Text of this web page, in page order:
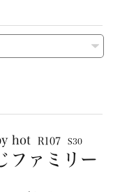
hot R107 S30
ファミリー